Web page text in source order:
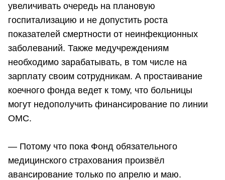
увеличивать очередь на плановую
госпитализацию и не допустить роста
показателей смертности от неинфекционных
заболеваний. Также медучреждениям
необходимо зарабатывать, в том числе на
зарплату своим сотрудникам. А простаивание
коечного фонда ведет к тому, что больницы
могут недополучить финансирование по линии
ОМС.
— Потому что пока Фонд обязательного
медицинского страхования произвёл
авансирование только по апрелю и маю.